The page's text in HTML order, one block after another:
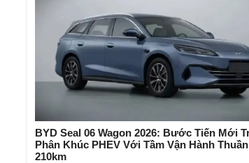
BYD Seal 06 Wagon 2026: Bước Tiến Mới
Phân Khúc PHEV Với Tầm Vận Hành
210km